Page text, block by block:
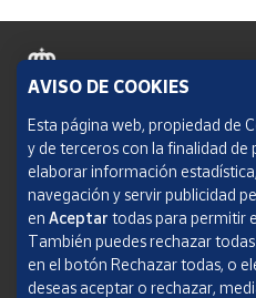
Política de cookies
Aviso legal
Condiciones del servicio
Política de Privacidad Web
AVISO DE COOKIES
Esta página web, propiedad de
y de terceros con la finalidad de
elaborar información
navegación y servir publicidad
en Aceptar todas para permitir
También puedes rechazar
en el botón Rechazar todas, o
deseas aceptar o rechazar,